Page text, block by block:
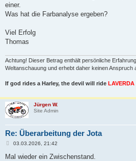
einer.
Was hat die Farbanalyse ergeben?
Viel Erfolg
Thomas
Achtung! Dieser Betrag enthält persönliche
Weltanschauung und erhebt daher keinen Anspruch
If god rides a Harley, the devil will ride LAVERDA
Jürgen W.
Site Admin
Re: Überarbeitung der Jota
B
i
03.03.2026, 21:42
Mal wieder ein Zwischenstand.